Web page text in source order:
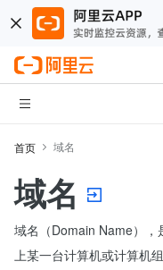
首页 域名
域名
域名（Domain Name）
上某一台计算机或计算机